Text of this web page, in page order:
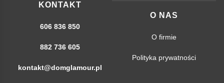
KONTAKT
606 836 850
882 736 605
kontakt@domglamour.pl
O NAS
O firmie
Polityka prywatności